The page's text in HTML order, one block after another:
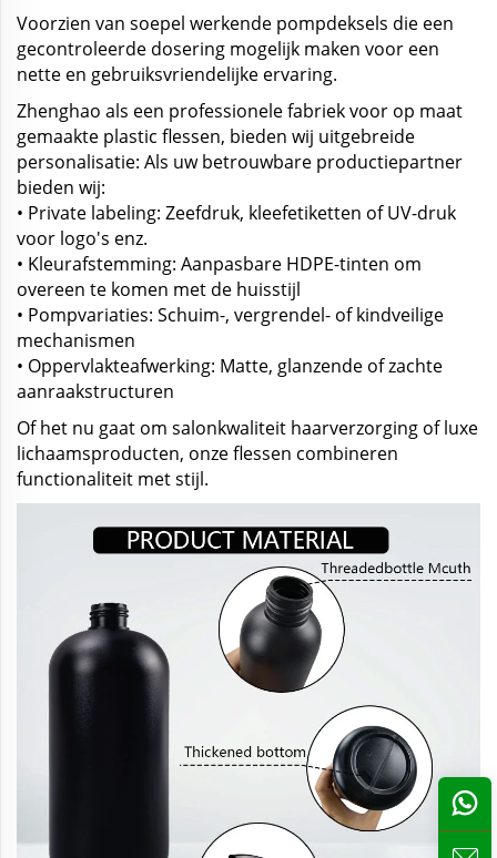
Voorzien van soepel werkende pompdeksels die een
gecontroleerde dosering mogelijk maken voor een
nette en gebruiksvriendelijke ervaring.
Zhenghao als een professionele fabriek voor op maat
gemaakte plastic flessen, bieden wij uitgebreide
personalisatie: Als uw betrouwbare productiepartner
bieden wij:
• Private labeling: Zeefdruk, kleefetiketten of UV-druk
voor logo's enz.
• Kleurafstemming: Aanpasbare HDPE-tinten om
overeen te komen met de huisstijl
• Pompvariaties: Schuim-, vergrendel- of kindveilige
mechanismen
• Oppervlakteafwerking: Matte, glanzende of zachte
aanraakstructuren
Of het nu gaat om salonkwaliteit haarverzorging of luxe
lichaamsproducten, onze flessen combineren
functionaliteit met stijl.